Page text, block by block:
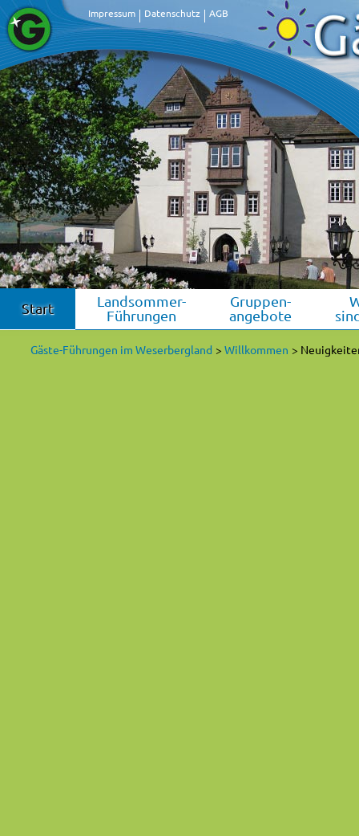
Impressum Datenschutz AGB
Start
Landsommer-
Führungen
Gruppen-
angebote
Gäste-Führungen im Weserbergland Willkommen